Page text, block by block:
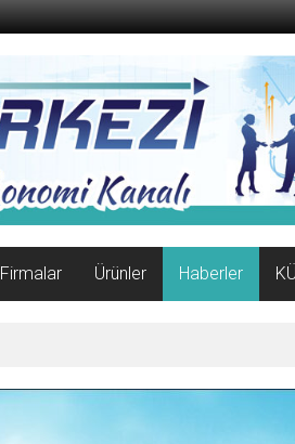
Firmalar Ürünler Haberler